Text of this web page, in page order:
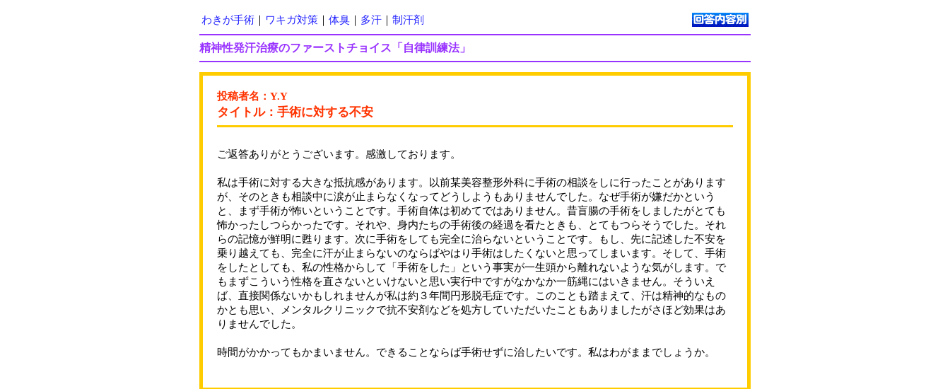
わきが手術 ワキガ対策 体臭 多汗 制汗剤
精神性発汗治療のファーストチョイス「自律訓練法」
投稿者名：Y.Y
タイトル：手術に対する不安
ご返答ありがとうございます。感激しております。
私は手術に対する大きな抵抗感があります。以前某美容整形外科に手術の相談をしに行ったことがあります
が、そのときも相談中に涙が止まらなくなってどうしようもありませんでした。なぜ手術が嫌だかという
と、まず手術が怖いということです。手術自体は初めてではありません。昔盲腸の手術をしましたがとても
怖かったしつらかったです。それや、身内たちの手術後の経過を看たときも、とてもつらそうでした。それ
らの記憶が鮮明に甦ります。次に手術をしても完全に治らないということです。もし、先に記述した不安を
乗り越えても、完全に汗が止まらないのならばやはり手術はしたくないと思ってしまいます。そして、手術
をしたとしても、私の性格からして「手術をした」という事実が一生頭から離れないような気がします。で
もまずこういう性格を直さないといけないと思い実行中ですがなかなか一筋縄にはいきません。そういえ
ば、直接関係ないかもしれませんが私は約３年間円形脱毛症です。このことも踏まえて、汗は精神的なもの
かとも思い、メンタルクリニックで抗不安剤などを処方していただいたこともありましたがさほど効果はあ
りませんでした。
時間がかかってもかまいません。できることならば手術せずに治したいです。私はわがままでしょうか。